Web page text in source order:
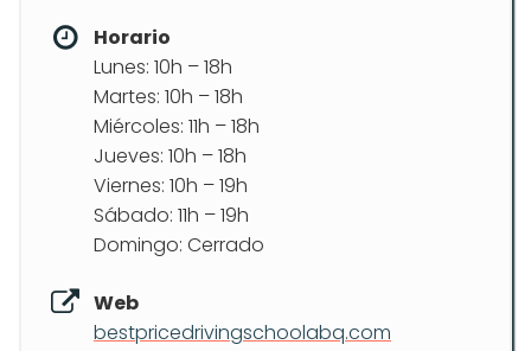
Horario
Lunes: 10h – 18h
Martes: 10h – 18h
Miércoles: 11h – 18h
Jueves: 10h – 18h
Viernes: 10h – 19h
Sábado: 11h – 19h
Domingo: Cerrado
Web
bestpricedrivingschoolabq.com